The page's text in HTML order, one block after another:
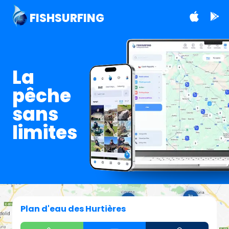
FISHSURFING
La
pêche
sans
limites
Plan d'eau des Hurtières